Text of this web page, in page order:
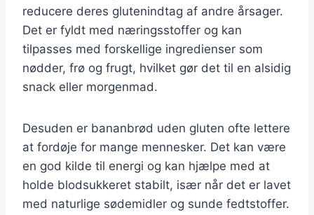
reducere deres glutenindtag af andre årsager.
Det er fyldt med næringsstoffer og kan
tilpasses med forskellige ingredienser som
nødder, frø og frugt, hvilket gør det til en alsidig
snack eller morgenmad.
Desuden er bananbrød uden gluten ofte lettere
at fordøje for mange mennesker. Det kan være
en god kilde til energi og kan hjælpe med at
holde blodsukkeret stabilt, især når det er lavet
med naturlige sødemidler og sunde fedtstoffer.